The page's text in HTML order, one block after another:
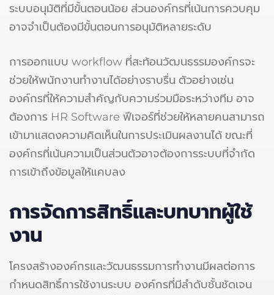
ระบบอนุมัติที่มีขั้นตอนน้อย ส่วนองค์กรที่เน้นการควบคุม
อาจจำเป็นต้องมีขั้นตอนการอนุมัติหลายระดับ
การออกแบบ workflow ที่สะท้อนวัฒนธรรมองค์กรจะ
ช่วยให้พนักงานทำงานได้อย่างราบรื่น ตัวอย่างเช่น
องค์กรที่ให้ความสำคัญกับความร่วมมือระหว่างทีม อาจ
ต้องการ HR Software ฟีเจอร์ที่ช่วยให้หลายคนสามารถ
เข้ามาแสดงความคิดเห็นในการประเมินผลงานได้ ขณะที่
องค์กรที่เน้นความเป็นส่วนตัวอาจต้องการระบบที่จำกัด
การเข้าถึงข้อมูลให้แคบลง
การจัดการสิทธิ์และบทบาทผู้ใช้
งาน
โครงสร้างองค์กรและวัฒนธรรมการทำงานมีผลต่อการ
กำหนดสิทธิ์การใช้งานระบบ องค์กรที่มีลำดับชั้นชัดเจน